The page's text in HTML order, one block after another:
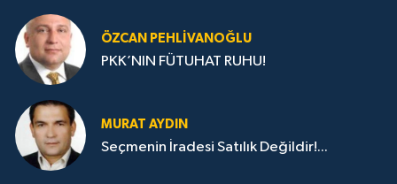
ÖZCAN PEHLIVANOĞLU
PKK’NIN FÜTUHAT RUHU!
MURAT AYDIN
Seçmenin İradesi Satılık Değildir!...